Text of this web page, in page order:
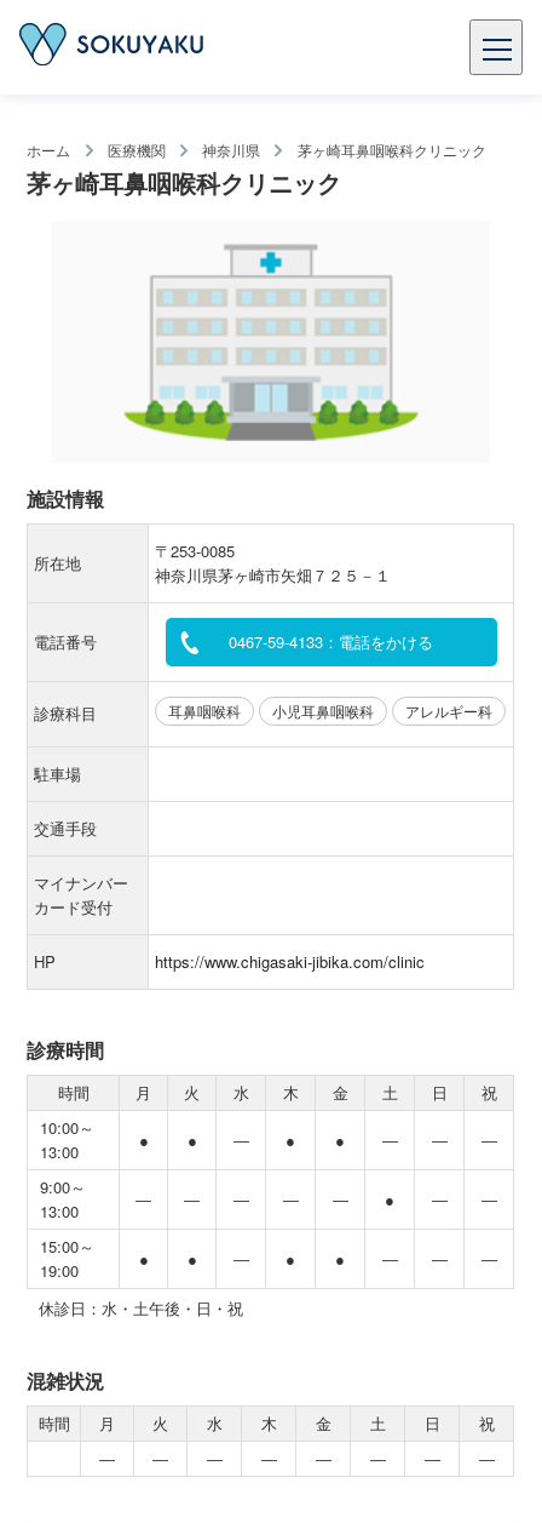
ホーム 医療機関 神奈川県 茅ヶ崎耳鼻咽喉科クリニック
茅ヶ崎耳鼻咽喉科クリニック
施設情報
所在地
〒253-0085
神奈川県茅ヶ崎市矢畑７２５－１
電話番号 0467-59-4133：電話をかける
診療科目 耳鼻咽喉科 小児耳鼻咽喉科 アレルギー科
駐車場
交通手段
マイナンバー
カード受付
HP https://www.chigasaki-jibika.com/clinic
診療時間
時間 月 火 水 木 金 土 日
祝
10:00～
13:00
● ● ― ● ● ― ― ―
9:00～
13:00
― ― ― ― ― ● ― ―
15:00～
19:00
● ● ― ● ● ― ― ―
休診日：水・土午後・日・祝
混雑状況
時間 月 火 水 木 金 土 日
祝
―
― ― ― ― ― ― ―